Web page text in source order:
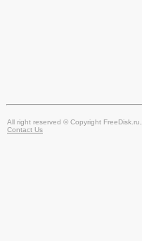
All right reserved © Copyright
Contact Us